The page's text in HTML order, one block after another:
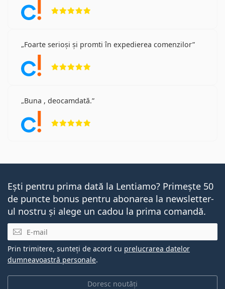
Foarte serioși și promti în expedierea comenzilor
Buna , deocamdată.
Ești pentru prima dată la Lentiamo? Primește 50
de puncte bonus pentru abonarea la newsletter-
ul nostru și alege un cadou la prima comandă.
E-mail
Doresc noutăți
Prin trimitere, sunteți de acord cu prelucrarea datelor
dumneavoastră personale.